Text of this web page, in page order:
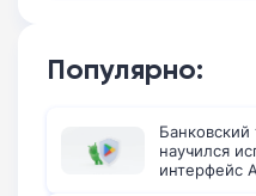
Популярно:
научился
интерфейс